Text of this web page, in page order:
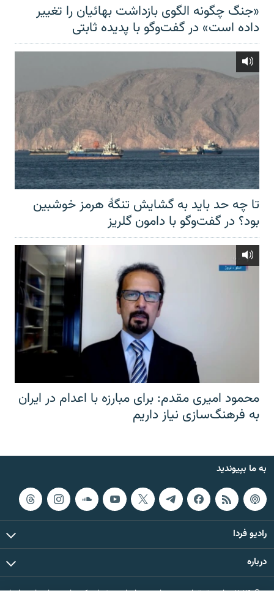
«جنگ چگونه الگوی بازداشت بهائیان را تغییر
داده است» در گفت‌وگو با پدیده ثابتی
تا چه حد باید به گشایش تنگهٔ هرمز خوشبین
بود؟ در گفت‌وگو با دامون گلریز
محمود امیری مقدم: برای مبارزه با اعدام در ایران
به فرهنگ‌سازی نیاز داریم
به ما بپیوندید
رادیو فردا
درباره